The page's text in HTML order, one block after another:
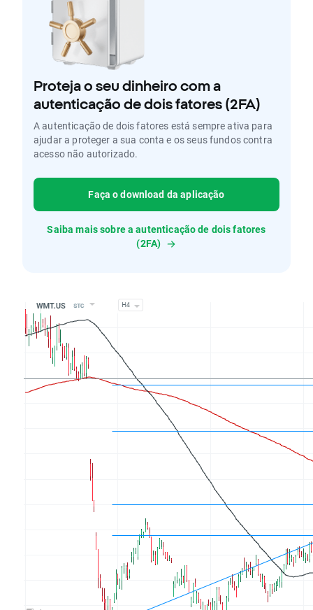
Proteja o seu dinheiro com a
autenticação de dois fatores (2FA)
A autenticação de dois fatores está sempre ativa para
ajudar a proteger a sua conta e os seus fundos contra
acesso não autorizado.
Faça o download da aplicação
Saiba mais sobre a autenticação de dois fatores
(2FA)